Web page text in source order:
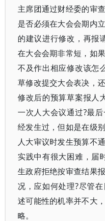
主席团通过财经委的审
是否必须在大会会期内
的建议进行修改，再报
在大会会期非常短，如
不及作出相应修改该怎
草修改提交大会表决，
修改后的预算草案报人
一次人大会议通过?最
经发生过，但如是在级
人大审议时发生预算不
实践中有很大困难，届
生政府拒绝按审查结果
况，应如何处理?尽管
述可能性的机率并不大
略。